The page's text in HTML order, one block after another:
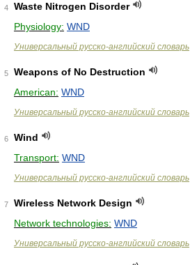
4
Waste Nitrogen Disorder
Physiology: WND
Универсальный русско-английский словарь
5
Weapons of No Destruction
American: WND
Универсальный русско-английский словарь
6
Wind
Transport: WND
Универсальный русско-английский словарь
7
Wireless Network Design
Network technologies: WND
Универсальный русско-английский словарь